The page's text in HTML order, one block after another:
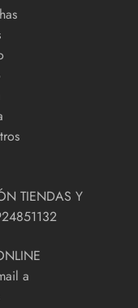
TIENDAS Y
a